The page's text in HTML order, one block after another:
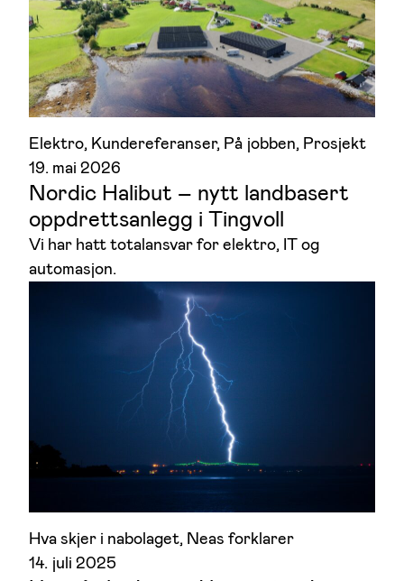
Elektro, Kundereferanser, På jobben, Prosjekt
19. mai 2026
Nordic Halibut – nytt landbasert
oppdrettsanlegg i Tingvoll
Vi har hatt totalansvar for elektro, IT og
automasjon.
Hva skjer i nabolaget, Neas forklarer
14. juli 2025